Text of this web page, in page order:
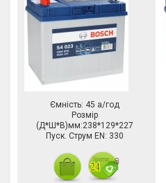
Ємність: 45 а/год
Розмір
(Д*Ш*В)мм:238*129*227
Пуск. Струм EN: 330